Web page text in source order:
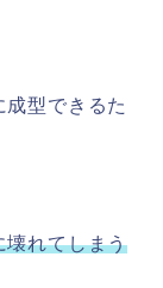
型できるた
壊れてしまう